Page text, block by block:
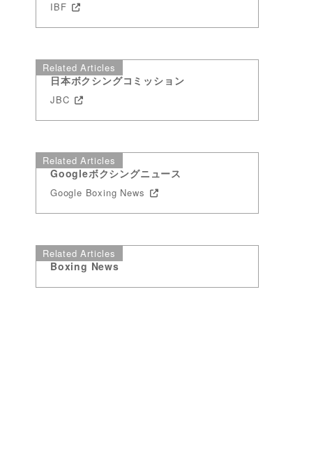
IBF
Related Articles
日本ボクシングコミッション
JBC
Related Articles
Googleボクシングニュース
Google Boxing News
Related Articles
Boxing News